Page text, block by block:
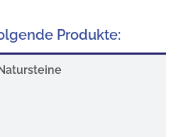
Produkte:
Natursteine